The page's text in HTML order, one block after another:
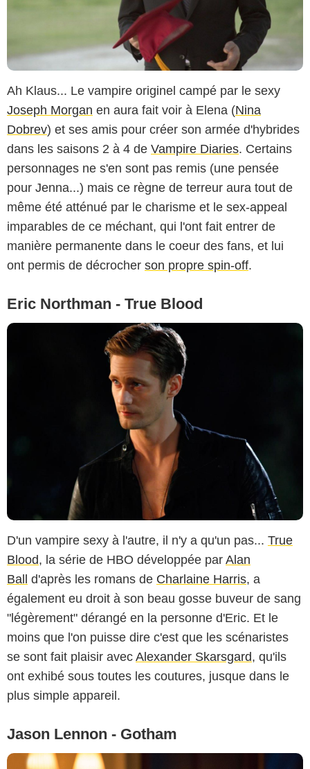
Ah Klaus... Le vampire originel campé par le sexy
Joseph Morgan en aura fait voir à Elena (Nina
Dobrev) et ses amis pour créer son armée d'hybrides
dans les saisons 2 à 4 de Vampire Diaries. Certains
personnages ne s'en sont pas remis (une pensée
pour Jenna...) mais ce règne de terreur aura tout de
même été atténué par le charisme et le sex-appeal
imparables de ce méchant, qui l'ont fait entrer de
manière permanente dans le coeur des fans, et lui
ont permis de décrocher son propre spin-off.
Eric Northman - True Blood
D'un vampire sexy à l'autre, il n'y a qu'un pas... True
Blood, la série de HBO développée par Alan
Ball
d'après les romans de Charlaine Harris, a
également eu droit à son beau gosse buveur de sang
"légèrement" dérangé en la personne d'Eric. Et le
moins que l'on puisse dire c'est que les scénaristes
se sont fait plaisir avec Alexander Skarsgard, qu'ils
ont exhibé sous toutes les coutures, jusque dans le
plus simple appareil.
Jason Lennon - Gotham